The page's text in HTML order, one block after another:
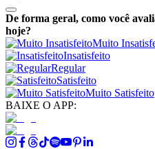
De forma geral, como você
hoje?
Muito
Insatisfeito
Regular
Satisfeito
Muito Satisfeito
BAIXE O APP: